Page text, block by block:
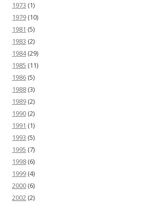
1973 (1)
1979 (10)
1981 (5)
1983 (2)
1984(29)
1985 (11)
1986 (5)
1988 (3)
1989 (2)
1990 (2)
1991 (1)
1993 (5)
1995 (7)
1998 (6)
1999 (4)
2000 (6)
2002 (2)